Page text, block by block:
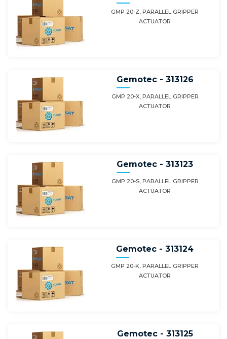
GMP 20-Z, PARALLEL GRIPPER
ACTUATOR
Gemotec - 313126
GMP 20-X, PARALLEL GRIPPER
ACTUATOR
Gemotec - 313123
GMP 20-S, PARALLEL GRIPPER
ACTUATOR
Gemotec - 313124
GMP 20-K, PARALLEL GRIPPER
ACTUATOR
Gemotec - 313125